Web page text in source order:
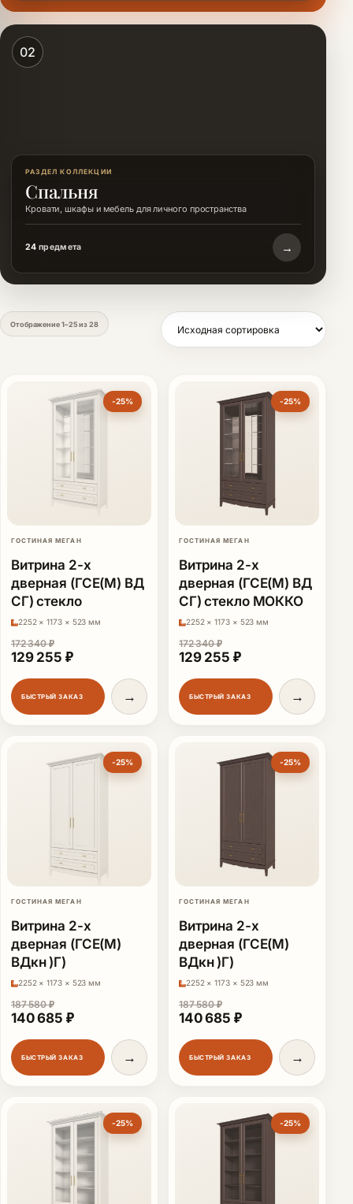
02
РАЗДЕЛ КОЛЛЕКЦИИ
Спальня
Кровати, шкафы и мебель для личного пространства
24 предмета →
Отображение 1–25 из 28
-25%
ГОСТИНАЯ МЕГАН
Витрина 2-х
дверная (ГСЕ(М) ВД
СГ) стекло
2252 × 1173 × 523 мм
172 340₽
Первоначальная цена составляла 172 340 ₽.
129 255 ₽Текущая цена: 129 255 ₽.
БЫСТРЫЙ ЗАКАЗ →
-25%
ГОСТИНАЯ МЕГАН
Витрина 2-х
дверная (ГСЕ(М) ВД
СГ) стекло МОККО
2252 × 1173 × 523 мм
172 340₽
Первоначальная цена
129 255 ₽Текущая цена:
БЫСТРЫЙ ЗАКАЗ →
-25%
ГОСТИНАЯ МЕГАН
Витрина 2-х
дверная (ГСЕ(М)
ВДкн )Г)
2252 × 1173 × 523 мм
187 580₽
Первоначальная цена составляла 187 580 ₽.
140 685 ₽Текущая цена: 140 685 ₽.
БЫСТРЫЙ ЗАКАЗ →
-25%
ГОСТИНАЯ МЕГАН
Витрина 2-х
дверная (ГСЕ(М)
ВДкн )Г)
2252 × 1173 × 523 мм
187 580₽
Первоначальная цена
140 685 ₽Текущая цена:
БЫСТРЫЙ ЗАКАЗ →
-25% -25%